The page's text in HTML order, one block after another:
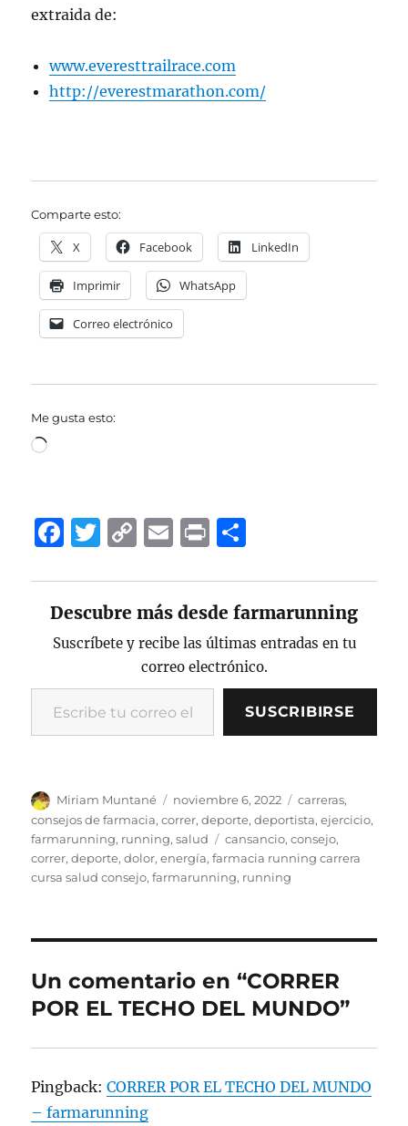
extraida de:
www.everesttrailrace.com
http://everestmarathon.com/
Comparte esto:
X Facebook LinkedIn
Imprimir WhatsApp
Correo electrónico
Me gusta esto:
Cargando...
F
c
e
b
o
o
k
T
it
te
r
C
p
y
Li
n
k
E
ai
l
P
n
t
m
p
a
rt
ir
Descubre más desde farmarunning
Suscríbete y recibe las últimas entradas en tu
correo electrónico.
Escribe tu correo electrónico…
SUSCRIBIRSE
Autor
Miriam Muntané
Publicado
el
noviembre 6, 2022 Categorías
carreras,
consejos de farmacia,correr,deporte,deportista,ejercicio,
farmarunning, running,salud Etiquetas
cansancio,consejo,
correr,deporte,dolor,energía,farmacia running carrera
cursa salud consejo,farmarunning, running
Un comentario en “CORRER
POR EL TECHO DEL MUNDO”
Pingback:CORRER POR EL TECHO DEL MUNDO
– farmarunning